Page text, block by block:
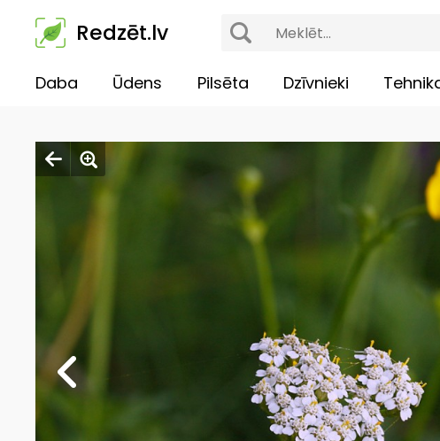
Redzēt.lv
Daba Ūdens Pilsēta Dzīvnieki